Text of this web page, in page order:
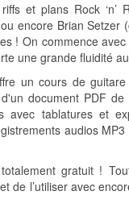
et plans Rock ‘n’
encore Brian Setzer
! On commence
une grande fluidité
un cours de
document PDF de
avec tablatures et
audios MP3
gratuit !
de l’utiliser avec